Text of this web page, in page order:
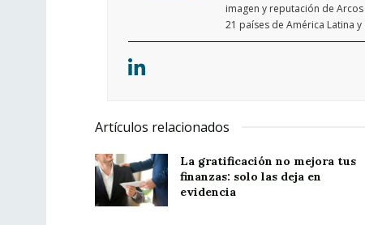
imagen y reputación de
21 países de América Latina y
Artículos relacionados
La gratificación no mejora tus
finanzas: solo las deja en
evidencia